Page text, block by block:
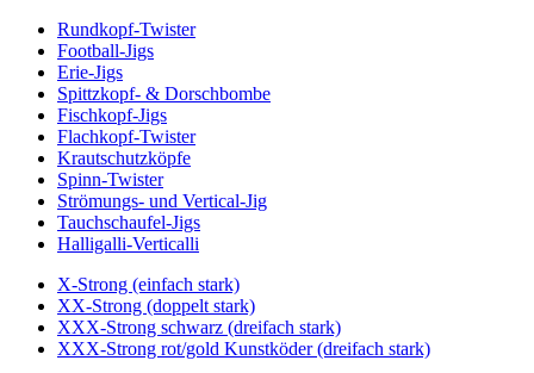
Rundkopf-Twister
Football-Jigs
Erie-Jigs
Spittzkopf- & Dorschbombe
Fischkopf-Jigs
Flachkopf-Twister
Krautschutzköpfe
Spinn-Twister
Strömungs- und Vertical-Jig
Tauchschaufel-Jigs
Halligalli-Verticalli
X-Strong (einfach stark)
XX-Strong (doppelt stark)
XXX-Strong schwarz (dreifach stark)
XXX-Strong rot/gold Kunstköder (dreifach stark)